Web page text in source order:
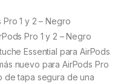
Pro 1 y 2 – Negro
Pro 1 y 2 – Negro
Essential para AirPods
nuevo para AirPods Pro
de tapa segura de una